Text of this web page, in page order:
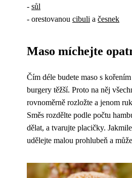
- sůl
- orestovanou cibuli a česnek
Maso míchejte
Čím déle budete maso s
burgery těžší. Proto na něj
rovnoměrně rozložte a jenom
Směs rozdělte podle počtu
dělat, a tvarujte placičky.
udělejte malou prohlubeň a